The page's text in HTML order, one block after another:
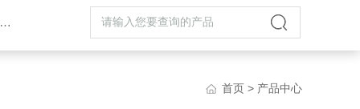
首页 > 产品中心